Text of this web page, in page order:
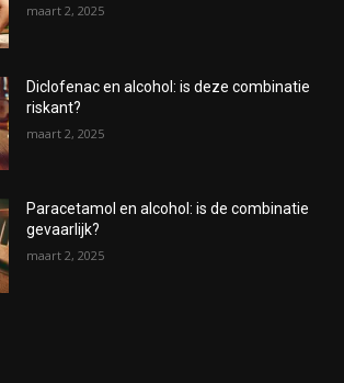
maart 2, 2025
Diclofenac en alcohol: is deze combinatie
riskant?
maart 2, 2025
Paracetamol en alcohol: is de combinatie
gevaarlijk?
maart 2, 2025